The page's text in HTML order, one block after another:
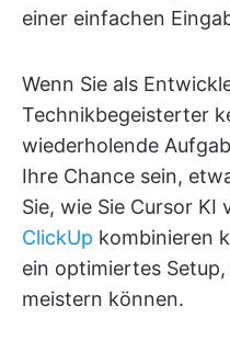
einer einfachen
Wenn Sie als
Technikbegeisterter
wiederholende
Ihre Chance sein,
Sie, wie Sie Cursor
ClickUp kombinieren
ein optimiertes
meistern können.